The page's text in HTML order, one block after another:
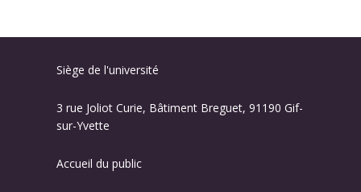
Siège de l'université
3 rue Joliot Curie, Bâtiment Breguet, 91190 Gif-
sur-Yvette
Accueil du public